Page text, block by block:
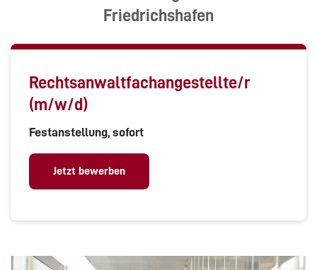
Friedrichshafen
Rechtsanwaltfachangestellte/r
(m/w/d)
Festanstellung, sofort
Jetzt bewerben